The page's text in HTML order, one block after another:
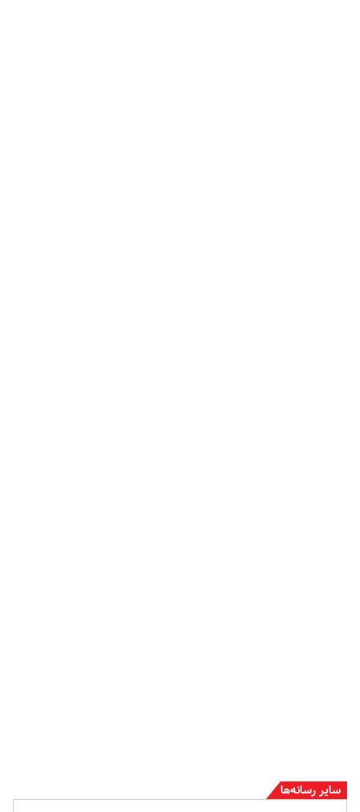
سایر رسانه‌ها